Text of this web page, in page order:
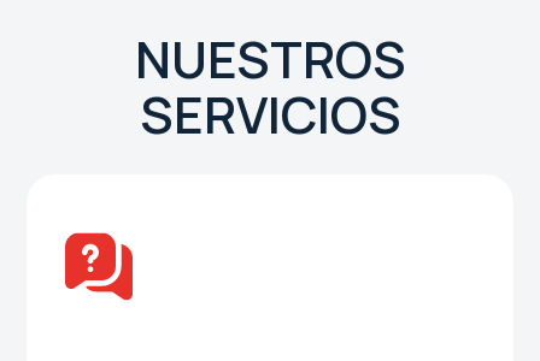
NUESTROS
SERVICIOS